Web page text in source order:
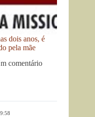
dois anos, é
pela mãe
comentário